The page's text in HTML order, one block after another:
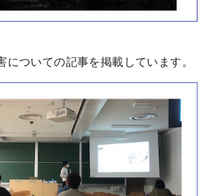
についての記事を掲載しています。